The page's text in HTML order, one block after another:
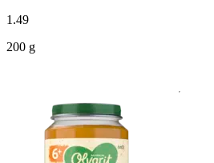
1 .49
200 g